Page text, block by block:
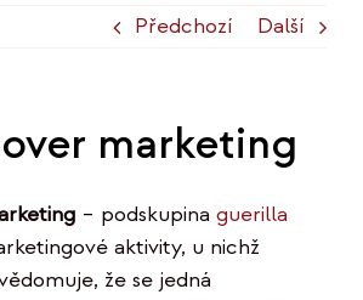
Předchozí Další
marketing
– podskupina guerilla
aktivity, u nichž
že se jedná